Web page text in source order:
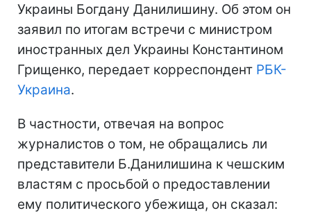
Украины Богдану Данилишину. Об этом он
заявил по итогам встречи с министром
иностранных дел Украины Константином
Грищенко, передает корреспондент РБК-
Украина.
В частности, отвечая на вопрос
журналистов о том, не обращались ли
представители Б.Данилишина к чешским
властям с просьбой о предоставлении
ему политического убежища, он сказал: